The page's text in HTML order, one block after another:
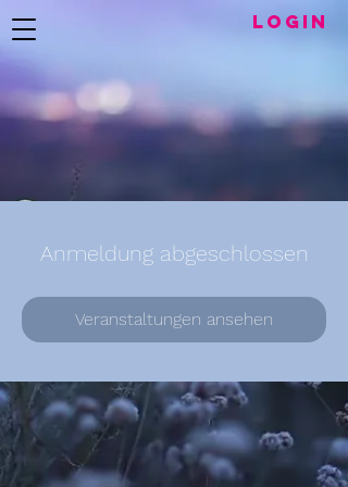
LogIN
Anmeldung abgeschlossen
Veranstaltungen ansehen